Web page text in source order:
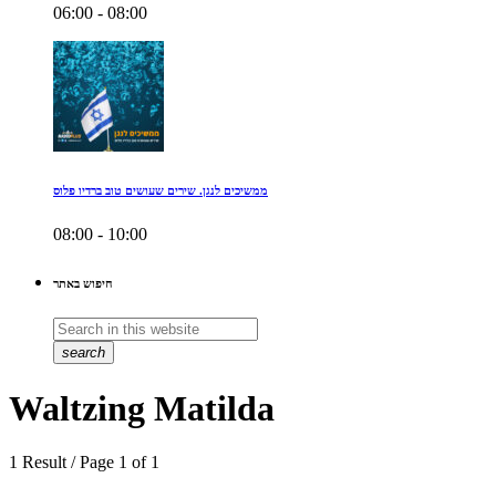
06:00 - 08:00
ממשיכים לנגן. שירים שעושים טוב ברדיו פלוס
08:00 - 10:00
חיפוש באתר
search
Waltzing Matilda
1 Result / Page 1 of 1